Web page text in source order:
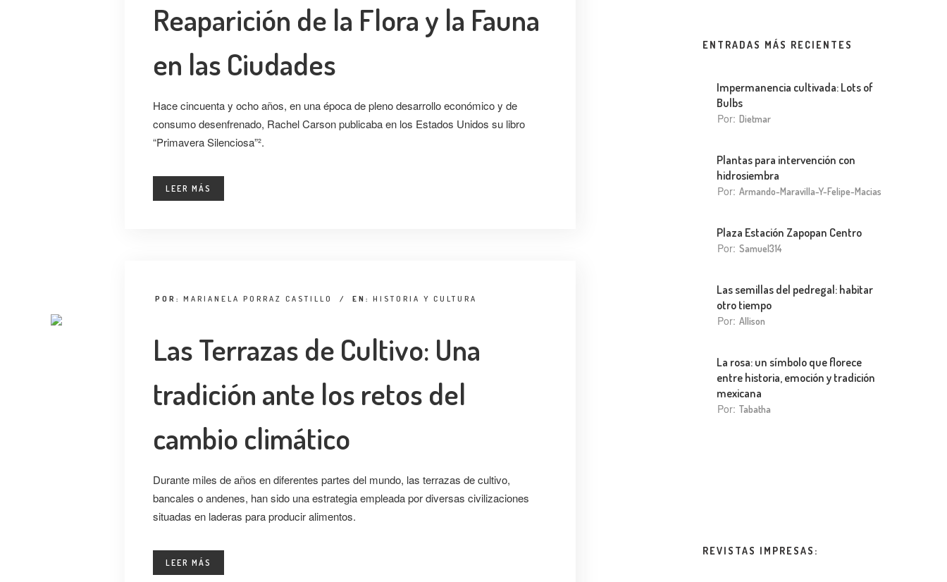
Reaparición de la Flora y la Fauna
en las Ciudades
Hace cincuenta y ocho años, en una época de pleno desarrollo económico y de
consumo desenfrenado, Rachel Carson publicaba en los Estados Unidos su libro
“Primavera Silenciosa”².
LEER MÁS
POR: MARIANELA PORRAZ CASTILLO / EN: HISTORIA Y CULTURA
Las Terrazas de Cultivo: Una
tradición ante los retos del
cambio climático
Durante miles de años en diferentes partes del mundo, las terrazas de cultivo,
bancales o andenes, han sido una estrategia empleada por diversas civilizaciones
situadas en laderas para producir alimentos.
LEER MÁS
ENTRADAS MÁS RECIENTES
Impermanencia cultivada: Lots of
Bulbs
Por: Dietmar
Plantas para intervención con
hidrosiembra
Por: Armando-Maravilla-Y-Felipe-Macias
Plaza Estación Zapopan Centro
Por: Samuel314
Las semillas del pedregal: habitar
otro tiempo
Por: Allison
La rosa: un símbolo que florece
entre historia, emoción y tradición
mexicana
Por: Tabatha
REVISTAS IMPRESAS: